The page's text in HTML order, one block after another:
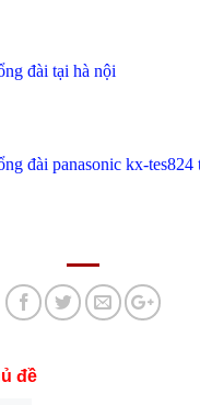
đài tại hà nội
đài panasonic kx-tes824
đề